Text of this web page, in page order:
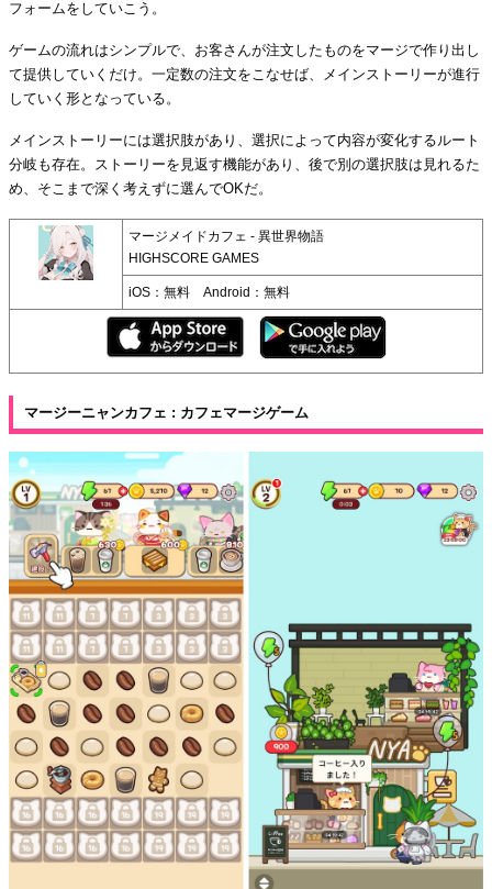
フォームをしていこう。
ゲームの流れはシンプルで、お客さんが注文したものをマージで作り出し
て提供していくだけ。一定数の注文をこなせば、メインストーリーが進行
していく形となっている。
メインストーリーには選択肢があり、選択によって内容が変化するルート
分岐も存在。ストーリーを見返す機能があり、後で別の選択肢は見れるた
め、そこまで深く考えずに選んでOKだ。
マージメイドカフェ - 異世界物語
HIGHSCORE GAMES
iOS：無料 Android：無料
マージーニャンカフェ : カフェマージゲーム